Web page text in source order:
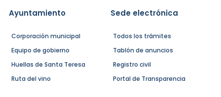
Ayuntamiento
Corporación municipal
Equipo de gobierno
Huellas de Santa Teresa
Ruta del vino
Sede electrónica
Todos los trámites
Tablón de anuncios
Registro civil
Portal de Transparencia